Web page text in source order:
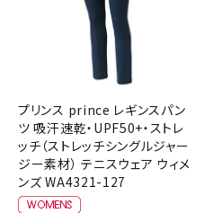
プリンス prince レギンスパン
ツ 吸汗速乾・UPF50+・ストレ
ッチ（ストレッチシングルジャー
ジー素材） テニスウェア ウィメ
ンズ WA4321-127